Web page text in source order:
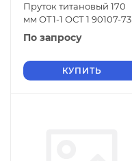
Пруток титановый 170
мм ОТ1-1 ОСТ 1 90107-73
По запросу
КУПИТЬ